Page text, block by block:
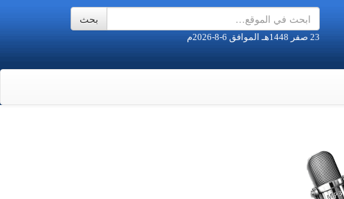
23 صفر 1448هـ الموافق 6-8-2026م